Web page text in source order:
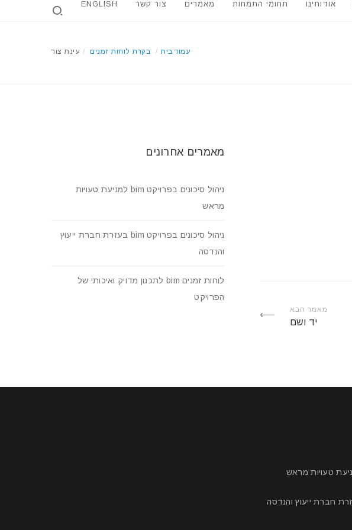
אודותינו תחומי התמחות מאמרים צור קשר ENGLISH
עמוד בית / בקרת לוחות זמנים / עינת צור
מאמר הבא
יד ושם
מאמרים אחרונים
ניהול סיכונים בפרויקט bim למניעת טעויות
מראש
ניהול סיכונים בפרויקט bim בעזרת חברת ייעוץ
והנדסה
לוחות זמנים bim לתכנון מדויק ואיכותי של
הפרויקט